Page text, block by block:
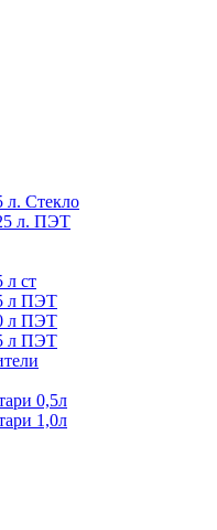
л. Стекло
л. ПЭТ
л ст
л ПЭТ
л ПЭТ
л ПЭТ
0,5л
1,0л